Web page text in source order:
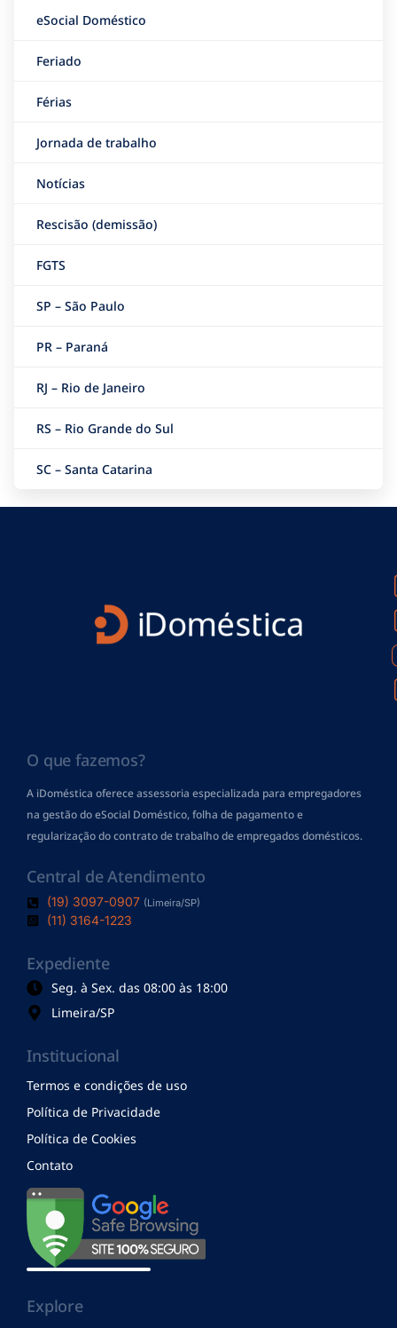
eSocial Doméstico
Feriado
Férias
Jornada de trabalho
Notícias
Rescisão (demissão)
FGTS
SP – São Paulo
PR – Paraná
RJ – Rio de Janeiro
RS – Rio Grande do Sul
SC – Santa Catarina
O que fazemos?
A iDoméstica oferece assessoria especializada para empregadores
na gestão do eSocial Doméstico, folha de pagamentoe
regularização do contrato de trabalho de empregados domésticos.
Central de Atendimento
(19) 3097-0907 (Limeira/SP)
(11) 3164-1223
Expediente
Seg. à Sex. das 08:00 às 18:00
Limeira/SP
Institucional
Termos e condições de uso
Política de Privacidade
Política de Cookies
Contato
Explore